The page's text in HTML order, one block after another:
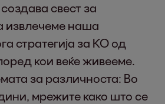
свест за
извлечеме наша
стратегија за КО од
кои веќе живееме.
за различноста: Во
мрежите како што се